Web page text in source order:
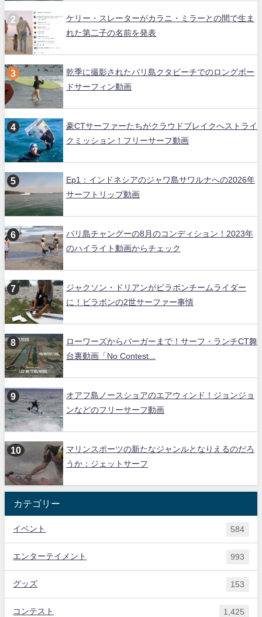
ケリー・スレーターがカラニ・ミラーとの間で生ま
れた第二子の名前を発表
乾季に撮影されたバリ島クタビーチでのロングボー
ドサーフィン動画
豪CTサーファーたちがクラウドブレイクへストライ
クミッション！フリーサーフ動画
Ep1：インドネシアのジャワ島サワルナへの2026年
サーフトリップ動画
バリ島チャングーの8月のコンディション！2023年
のハイライト動画からチェック
ジャクソン・ドリアンがビラボンチームライダー
に！ビラボンの2世サーファー事情
ローワーズからバーガーまで！サーフ・ランチCT舞
台裏動画「No Contest...
オアフ島ノースショアのエアウィンド！ジョンジョ
ンなどのフリーサーフ動画
マリンスポーツの新たなジャンルとなりえるのだろ
うか：ジェットサーフ
カテゴリー
イベント 584
エンターテイメント 993
グッズ 153
コンテスト 1,425